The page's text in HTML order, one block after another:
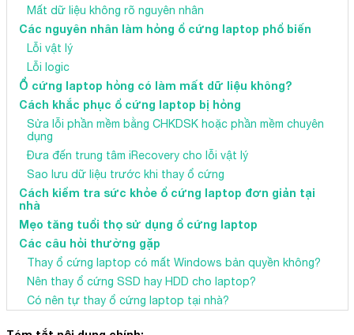
Mất dữ liệu không rõ nguyên nhân
Các nguyên nhân làm hỏng ổ cứng laptop phổ biến
Lỗi vật lý
Lỗi logic
Ổ cứng laptop hỏng có làm mất dữ liệu không?
Cách khắc phục ổ cứng laptop bị hỏng
Sửa lỗi phần mềm bằng CHKDSK hoặc phần mềm chuyên
dụng
Đưa đến trung tâm iRecovery cho lỗi vật lý
Sao lưu dữ liệu trước khi thay ổ cứng
Cách kiểm tra sức khỏe ổ cứng laptop đơn giản tại
nhà
Mẹo tăng tuổi thọ sử dụng ổ cứng laptop
Các câu hỏi thường gặp
Thay ổ cứng laptop có mất Windows bản quyền không?
Nên thay ổ cứng SSD hay HDD cho laptop?
Có nên tự thay ổ cứng laptop tại nhà?